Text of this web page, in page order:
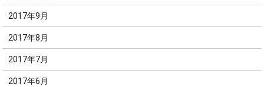
2017年9月
2017年8月
2017年7月
2017年6月